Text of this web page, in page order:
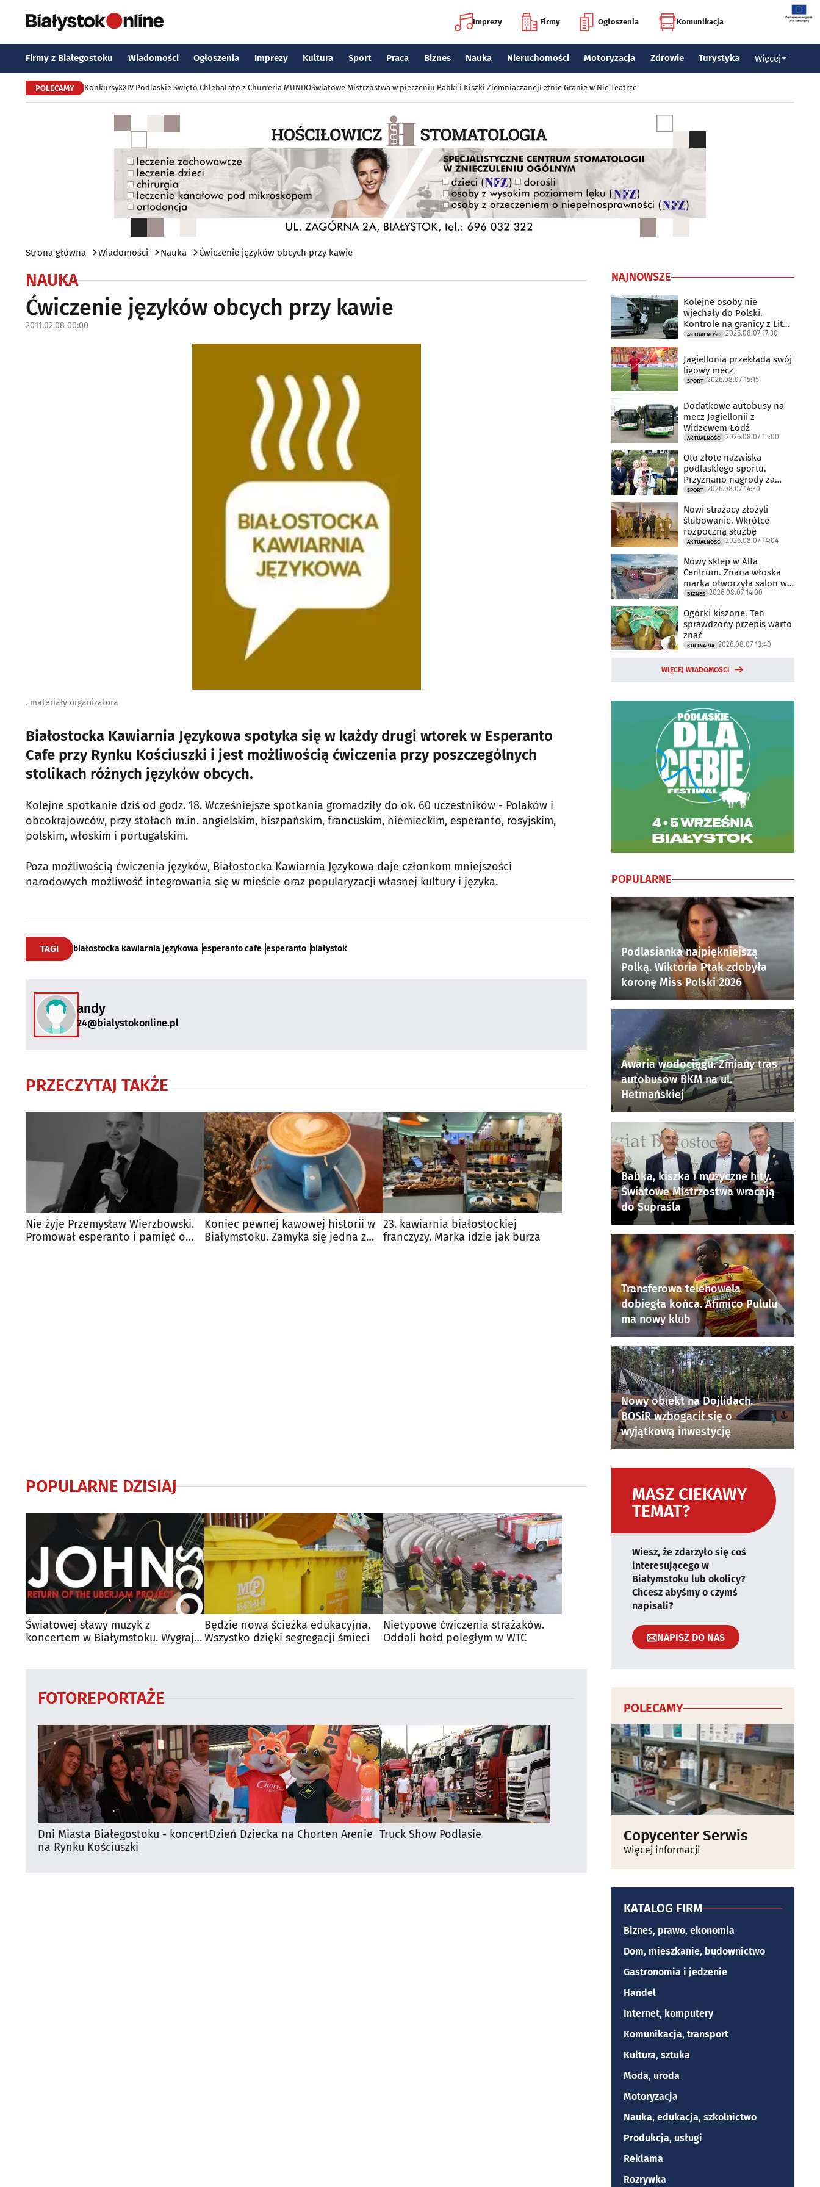
Imprezy Firmy Ogłoszenia Komunikacja
Firmy z Białegostoku Wiadomości Ogłoszenia Imprezy Kultura Sport Praca Biznes Nauka Nieruchomości Motoryzacja Zdrowie Turystyka Więcej
POLECAMY KonkursyXXIV Podlaskie Święto ChlebaLato z Churreria MUNDOŚwiatowe Mistrzostwa w pieczeniu Babki i Kiszki ZiemniaczanejLetnie Granie w Nie Teatrze
Strona główna Wiadomości Nauka Ćwiczenie języków obcych przy kawie
NAUKA
Ćwiczenie języków obcych przy kawie
2011.02.08 00:00
. materiały organizatora
Białostocka Kawiarnia Językowa spotyka się w każdy drugi wtorek w Esperanto
Cafe przy Rynku Kościuszki i jest możliwością ćwiczenia przy poszczególnych
stolikach różnych języków obcych.
Kolejne spotkanie dziś od godz. 18. Wcześniejsze spotkania gromadziły do ok. 60 uczestników - Polaków i
obcokrajowców, przy stołach m.in. angielskim, hiszpańskim, francuskim, niemieckim, esperanto, rosyjskim,
polskim, włoskim i portugalskim.
Poza możliwością ćwiczenia języków, Białostocka Kawiarnia Językowa daje członkom mniejszości
narodowych możliwość integrowania się w mieście oraz popularyzacji własnej kultury i języka.
TAGI białostocka kawiarnia językowa esperanto cafe esperanto białystok
andy
24@bialystokonline.pl
PRZECZYTAJ TAKŻE
Nie żyje Przemysław Wierzbowski.
Promował esperanto i pamięć o
Koniec pewnej kawowej historii w
Białymstoku. Zamyka się jedna z
23. kawiarnia białostockiej
franczyzy. Marka idzie jak burza
POPULARNE DZISIAJ
Światowej sławy muzyk z
koncertem w Białymstoku. Wygraj
Będzie nowa ścieżka edukacyjna.
Wszystko dzięki segregacji śmieci
Nietypowe ćwiczenia strażaków.
Oddali hołd poległym w WTC
FOTOREPORTAŻE
Dni Miasta Białegostoku - koncert
na Rynku Kościuszki
Dzień Dziecka na Chorten Arenie Truck Show Podlasie
NAJNOWSZE
Kolejne osoby nie
wjechały do Polski.
Kontrole na granicy z Litwą
trwają
AKTUALNOŚCI 2026.08.07 17:30
Jagiellonia przekłada swój
ligowy mecz
SPORT 2026.08.07 15:15
Dodatkowe autobusy na
mecz Jagiellonii z
Widzewem Łódź
AKTUALNOŚCI 2026.08.07 15:00
Oto złote nazwiska
podlaskiego sportu.
Przyznano nagrody za
2025 rok
SPORT 2026.08.07 14:30
Nowi strażacy złożyli
ślubowanie. Wkrótce
rozpoczną służbę
AKTUALNOŚCI 2026.08.07 14:04
Nowy sklep w Alfa
Centrum. Znana włoska
marka otworzyła salon w
Białymstoku
BIZNES 2026.08.07 14:00
Ogórki kiszone. Ten
sprawdzony przepis warto
znać
KULINARIA 2026.08.07 13:40
WIĘCEJ WIADOMOŚCI
POPULARNE
Podlasianka najpiękniejszą
Polką. Wiktoria Ptak zdobyła
koronę Miss Polski 2026
Awaria wodociągu. Zmiany tras
autobusów BKM na ul.
Hetmańskiej
Babka, kiszka i muzyczne hity.
Światowe Mistrzostwa wracają
do Supraśla
Transferowa telenowela
dobiegła końca. Afimico Pululu
ma nowy klub
Nowy obiekt na Dojlidach.
BOSiR wzbogacił się o
wyjątkową inwestycję
MASZ CIEKAWY
TEMAT?
Wiesz, że zdarzyło się coś
interesującego w
Białymstoku lub okolicy?
Chcesz abyśmy o czymś
napisali?
NAPISZ DO NAS
POLECAMY
Copycenter Serwis
Więcej informacji
KATALOG FIRM
Biznes, prawo, ekonomia
Dom, mieszkanie, budownictwo
Gastronomia i jedzenie
Handel
Internet, komputery
Komunikacja, transport
Kultura, sztuka
Moda, uroda
Motoryzacja
Nauka, edukacja, szkolnictwo
Produkcja, usługi
Reklama
Rozrywka